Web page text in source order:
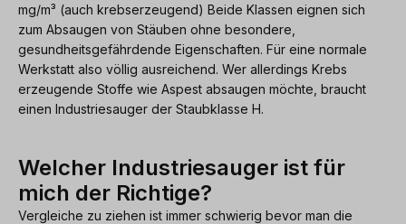
mg/m³ (auch krebserzeugend) Beide Klassen eignen sich
zum Absaugen von Stäuben ohne besondere,
gesundheitsgefährdende Eigenschaften. Für eine normale
Werkstatt also völlig ausreichend. Wer allerdings Krebs
erzeugende Stoffe wie Aspest absaugen möchte, braucht
einen Industriesauger der Staubklasse H.
Welcher Industriesauger ist für
mich der Richtige?
Vergleiche zu ziehen ist immer schwierig bevor man die